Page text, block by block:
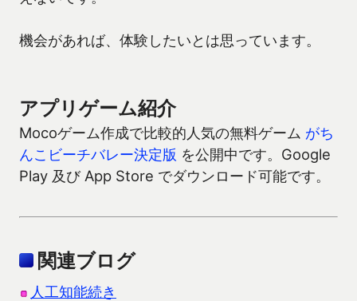
機会があれば、体験したいとは思っています。
アプリゲーム紹介
Mocoゲーム作成で比較的人気の無料ゲーム がち
んこビーチバレー決定版 を公開中です。Google
Play 及び App Store でダウンロード可能です。
関連ブログ
人工知能続き